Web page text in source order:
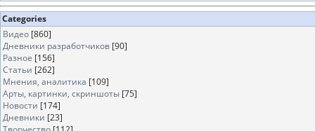
Categories
Видео [860]
Дневники разработчиков [90]
Разное [156]
Статьи [262]
Мнения, аналитика [109]
Арты, картинки, скриншоты [75]
Новости [174]
Дневники [23]